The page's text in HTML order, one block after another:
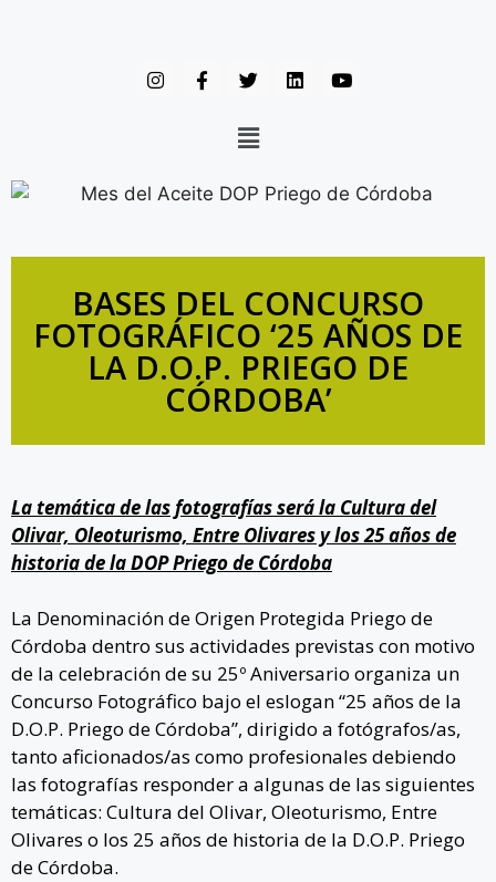
BASES DEL CONCURSO
FOTOGRÁFICO ‘25 AÑOS DE
LA D.O.P. PRIEGO DE
CÓRDOBA’
La temática de las fotografías será la Cultura del
Olivar, Oleoturismo, Entre Olivares y los 25 años de
historia de la DOP Priego de Córdoba
La Denominación de Origen Protegida Priego de
Córdoba dentro sus actividades previstas con motivo
de la celebración de su 25º Aniversario organiza un
Concurso Fotográfico bajo el eslogan “25 años de la
D.O.P. Priego de Córdoba”, dirigido a fotógrafos/as,
tanto aficionados/as como profesionales debiendo
las fotografías responder a algunas de las siguientes
temáticas: Cultura del Olivar, Oleoturismo, Entre
Olivares o los 25 años de historia de la D.O.P. Priego
de Córdoba.